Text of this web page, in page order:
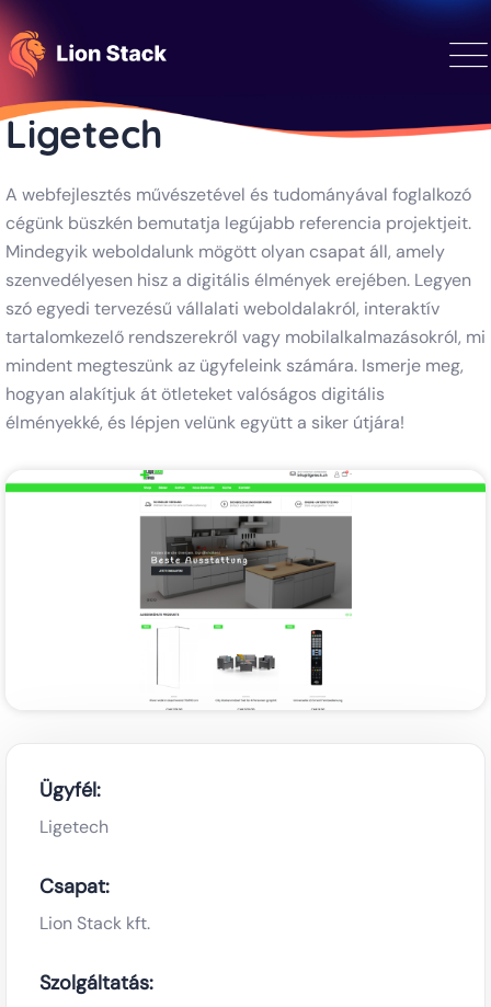
Ligetech
A webfejlesztés művészetével és tudományával foglalkozó
cégünk büszkén bemutatja legújabb referencia projektjeit.
Mindegyik weboldalunk mögött olyan csapat áll, amely
szenvedélyesen hisz a digitális élmények erejében. Legyen
szó egyedi tervezésű vállalati weboldalakról, interaktív
tartalomkezelő rendszerekről vagy mobilalkalmazásokról, mi
mindent megteszünk az ügyfeleink számára. Ismerje meg,
hogyan alakítjuk át ötleteket valóságos digitális
élményekké, és lépjen velünk együtt a siker útjára!
Ügyfél:
Ligetech
Csapat:
Lion Stack kft.
Szolgáltatás: